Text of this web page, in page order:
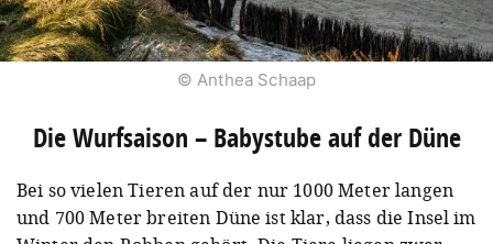
© Anthea Schaap
Die Wurfsaison – Babystube auf der Düne
Bei so vielen Tieren auf der nur 1000 Meter langen
und 700 Meter breiten Düne ist klar, dass die Insel im